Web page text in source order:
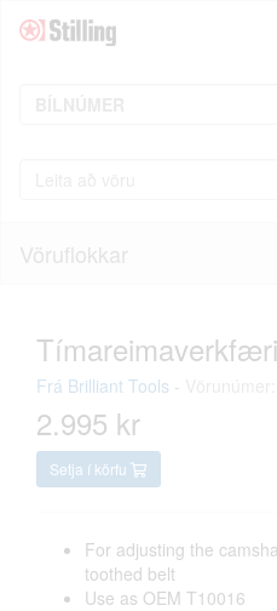
Vöruflokkar
Frá Brilliant Tools -
2.995 kr
Setja í körfu
For adjusting the
toothed belt
Use as OEM T10016